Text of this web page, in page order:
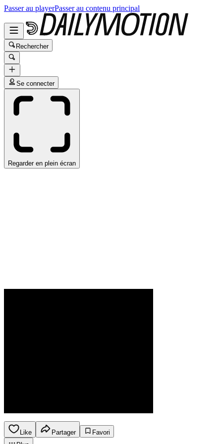
Passer au playerPasser au contenu principal
Rechercher
Se connecter
Regarder en plein écran
Like Partager
Favori